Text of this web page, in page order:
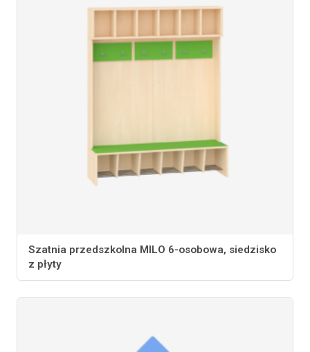
Szatnia przedszkolna MILO 6-osobowa, siedzisko
z płyty